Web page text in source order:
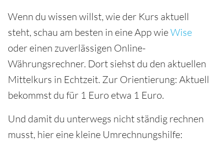
Wenn du wissen willst, wie der Kurs aktuell
steht, schau am besten in eine App wieWise
oder einen zuverlässigen Online-
Währungsrechner. Dort siehst du den aktuellen
Mittelkurs in Echtzeit. Zur Orientierung: Aktuell
bekommst du für 1 Euro etwa 1 Euro.
Und damit du unterwegs nicht ständig rechnen
musst, hier eine kleine Umrechnungshilfe: